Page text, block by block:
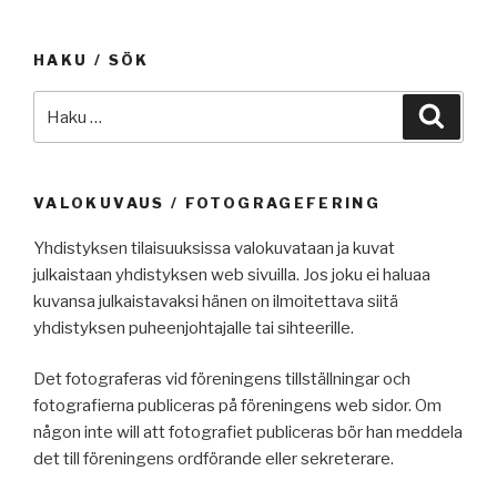
HAKU / SÖK
VALOKUVAUS / FOTOGRAGEFERING
Yhdistyksen tilaisuuksissa valokuvataan ja kuvat
julkaistaan yhdistyksen web sivuilla. Jos joku ei haluaa
kuvansa julkaistavaksi hänen on ilmoitettava siitä
yhdistyksen puheenjohtajalle tai sihteerille.
Det fotograferas vid föreningens tillställningar och
fotografierna publiceras på föreningens web sidor. Om
någon inte will att fotografiet publiceras bör han meddela
det till föreningens ordförande eller sekreterare.